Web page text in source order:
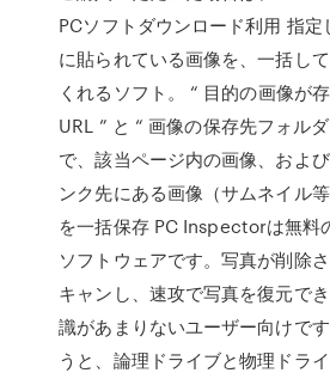
PCソフトダウンロード利用 指
に貼られている画像を、一括し
くれるソフト。 “ 目的の画像が
URL ” と “ 画像の保存先フォル
で、該当ページ内の画像、およ
ンク先にある画像（サムネイル
を一括保存 PC Inspectorは無料
ソフトウェアです。写真が削除
キャンし、速攻で写真を復元で
識があまりないユーザー向けで
うと、論理ドライブと物理ドラ